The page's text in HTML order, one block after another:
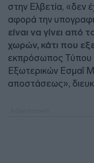
στην Ελβετία, «δεν
αφορά την
είναι να γίνει
χωρών, κάτι που
εκπρόσωπος Τύπου
Εξωτερικών Εσμαΐ
αποστάσεως»,